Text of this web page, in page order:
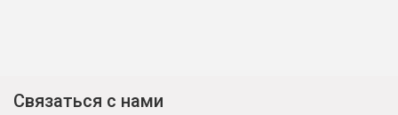
Связаться с нами